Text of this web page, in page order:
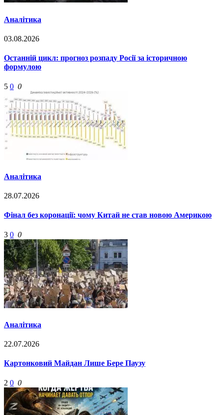
Аналітика
03.08.2026
Останній цикл: прогноз розпаду Росії за історичною
формулою
5 0 0
Аналітика
28.07.2026
Фінал без коронації: чому Китай не став новою Америкою
3 0 0
Аналітика
22.07.2026
Картонковий Майдан Лише Бере Паузу
2 0 0